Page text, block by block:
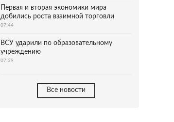
Первая и вторая экономики мира
добились роста взаимной торговли
07:44
ВСУ ударили по образовательному
учреждению
07:39
Все новости